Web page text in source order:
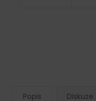
Popis Diskuze